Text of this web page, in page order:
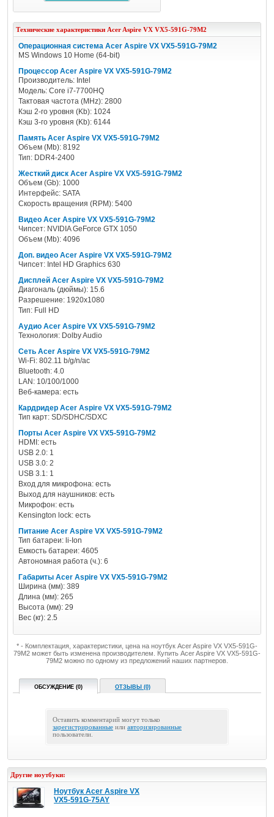
Технические характеристики Acer Aspire VX VX5-591G-79M2
Операционная система Acer Aspire VX VX5-591G-79M2
MS Windows 10 Home (64-bit)
Процессор Acer Aspire VX VX5-591G-79M2
Производитель: Intel
Модель: Core i7-7700HQ
Тактовая частота (MHz): 2800
Кэш 2-го уровня (Kb): 1024
Кэш 3-го уровня (Kb): 6144
Память Acer Aspire VX VX5-591G-79M2
Объем (Mb): 8192
Тип: DDR4-2400
Жесткий диск Acer Aspire VX VX5-591G-79M2
Объем (Gb): 1000
Интерфейс: SATA
Скорость вращения (RPM): 5400
Видео Acer Aspire VX VX5-591G-79M2
Чипсет: NVIDIA GeForce GTX 1050
Объем (Mb): 4096
Доп. видео Acer Aspire VX VX5-591G-79M2
Чипсет: Intel HD Graphics 630
Дисплей Acer Aspire VX VX5-591G-79M2
Диагональ (дюймы): 15.6
Разрешение: 1920x1080
Тип: Full HD
Аудио Acer Aspire VX VX5-591G-79M2
Технология: Dolby Audio
Сеть Acer Aspire VX VX5-591G-79M2
Wi-Fi: 802.11 b/g/n/ac
Bluetooth: 4.0
LAN: 10/100/1000
Веб-камера: есть
Кардридер Acer Aspire VX VX5-591G-79M2
Тип карт: SD/SDHC/SDXC
Порты Acer Aspire VX VX5-591G-79M2
HDMI: есть
USB 2.0: 1
USB 3.0: 2
USB 3.1: 1
Вход для микрофона: есть
Выход для наушников: есть
Микрофон: есть
Kensington lock: есть
Питание Acer Aspire VX VX5-591G-79M2
Тип батареи: li-Ion
Емкость батареи: 4605
Автономная работа (ч.): 6
Габариты Acer Aspire VX VX5-591G-79M2
Ширина (мм): 389
Длина (мм): 265
Высота (мм): 29
Вес (кг): 2.5
* - Комплектация, характеристики, цена на ноутбук Acer Aspire VX VX5-591G-
79M2 может быть изменена производителем. Купить Acer Aspire VX VX5-591G-
79M2 можно по одному из предложений наших партнеров.
ОБСУЖДЕНИЕ (0) ОТЗЫВЫ (0)
Оставить комментарий могут только
зарегистрированные или авторизированные
пользователи.
Другие ноутбуки:
Ноутбук Acer Aspire VX
VX5-591G-75AY